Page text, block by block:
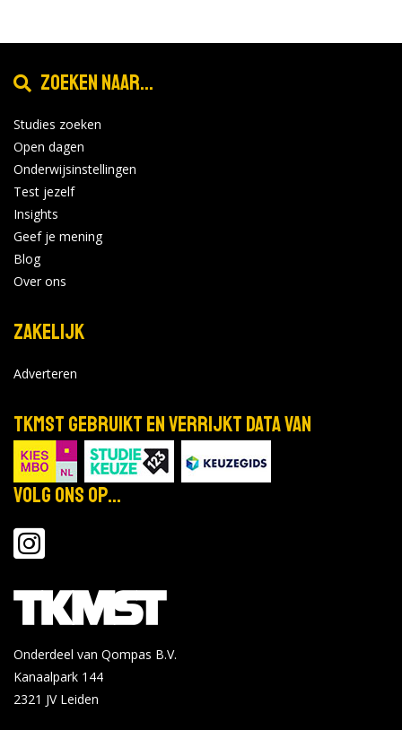
Zoeken naar...
Studies zoeken
Open dagen
Onderwijsinstellingen
Test jezelf
Insights
Geef je mening
Blog
Over ons
Zakelijk
Adverteren
TKMST gebruikt en verrijkt data van
Volg ons op...
Onderdeel van Qompas B.V.
Kanaalpark 144
2321 JV Leiden